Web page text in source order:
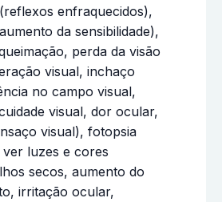
enfraquecidos),
da sensibilidade),
perda da visão
visual, inchaço
no campo visual,
visual, dor ocular,
visual), fotopsia
ver luzes e cores
secos, aumento do
irritação ocular,